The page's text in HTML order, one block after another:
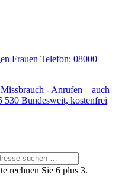
rechnen Sie 6 plus 3.